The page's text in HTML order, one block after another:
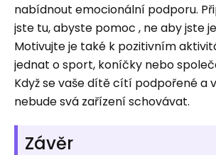
nabídnout emocionální podporu.
jste tu, abyste pomoc , ne aby jste
Motivujte je také k pozitivním
jednat o sport, koníčky nebo
Když se vaše dítě cítí podpořené a
nebude svá zařízení schovávat.
Závěr